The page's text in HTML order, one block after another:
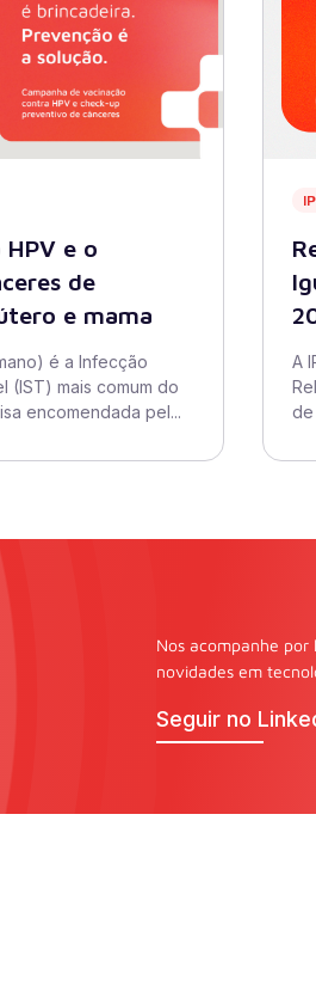
HPV e o
de
e mama
é a Infecção
(IST) mais comum do
encomendada pel...
A
de
Nos acompanhe
novidades em
Seguir no